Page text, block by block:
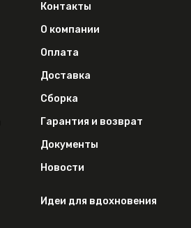
Контакты
О компании
Оплата
Доставка
Сборка
Гарантия и возврат
Документы
Новости
Идеи для вдохновения